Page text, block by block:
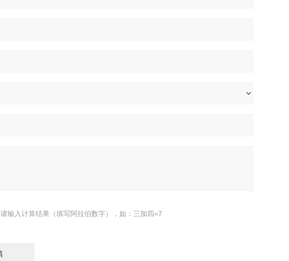
请输入计算结果（填写阿拉伯数字），如：三加四=7